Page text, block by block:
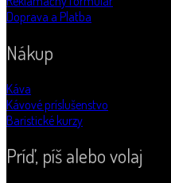
Doprava a Platba
Nákup
Káva
Kávové príslušenstvo
Baristické kurzy
Príď, píš alebo volaj